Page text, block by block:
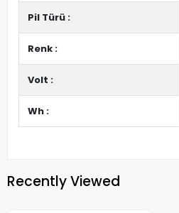
Pil Türü :
Renk :
Volt :
Wh :
Recently Viewed